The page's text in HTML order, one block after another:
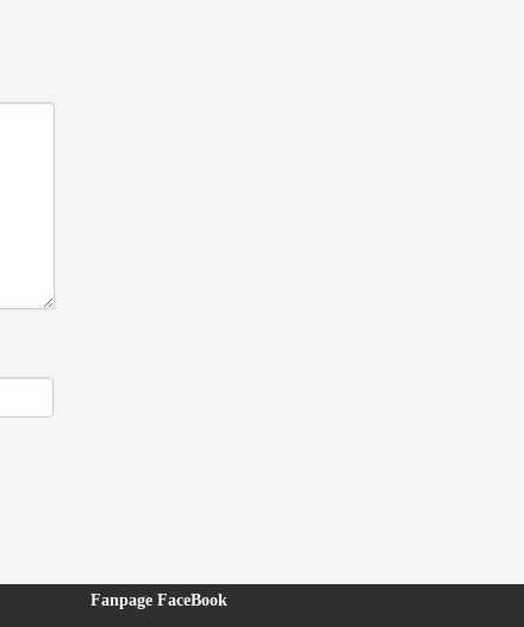
Fanpage FaceBook